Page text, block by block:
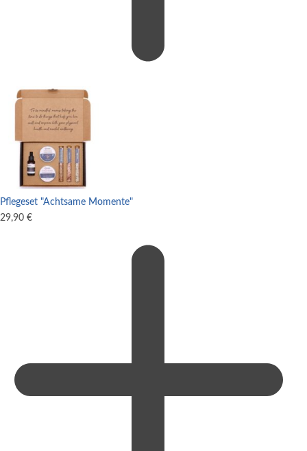
Pflegeset "Achtsame Momente"
29,90 €